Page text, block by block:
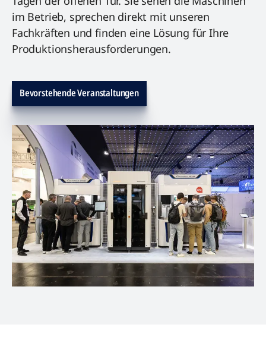
im Betrieb, sprechen direkt mit unseren
Fachkräften und finden eine Lösung für Ihre
Produktionsherausforderungen.
Bevorstehende Veranstaltungen